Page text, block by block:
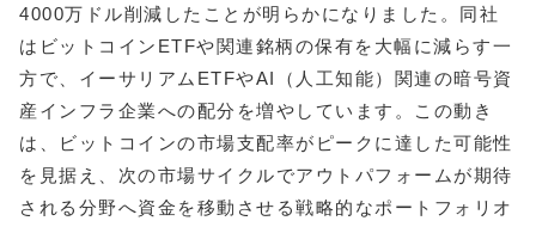
4000万ドル削減したことが明らかになりました。同社
はビットコインETFや関連銘柄の保有を大幅に減らす一
方で、イーサリアムETFやAI（人工知能）関連の暗号資
産インフラ企業への配分を増やしています。この動き
は、ビットコインの市場支配率がピークに達した可能性
を見据え、次の市場サイクルでアウトパフォームが期待
される分野へ資金を移動させる戦略的なポートフォリオ